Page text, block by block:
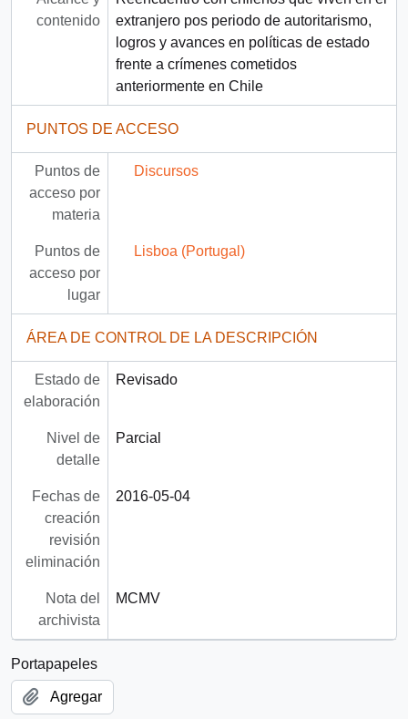
contenido
extranjero pos periodo de autoritarismo,
logros y avances en políticas de estado
frente a crímenes cometidos
anteriormente en Chile
PUNTOS DE ACCESO
Puntos de
acceso por
materia
Discursos
Puntos de
acceso por
lugar
Lisboa (Portugal)
ÁREA DE CONTROL DE LA DESCRIPCIÓN
Estado de
elaboración
Revisado
Nivel de
detalle
Parcial
Fechas de
creación
revisión
eliminación
2016-05-04
Nota del
archivista
MCMV
Portapapeles
Agregar